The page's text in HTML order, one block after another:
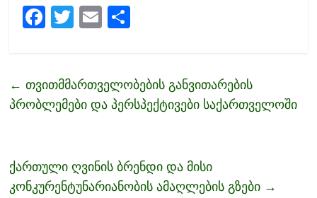
F
b
o
T
er
E
l e
← თვითმმართველობების განვითარების
პრობლემები და პერსპექტივები საქართველოში
ქართული ღვინის ბრენდი და მისი
კონკურენტუნარიანობის ამაღლების გზები →